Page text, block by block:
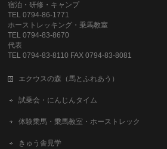
宿泊・研修・キャンプ
TEL 0794-86-1771
ホーストレッキング・乗馬教室
TEL 0794-83-8670
代表
TEL 0794-83-8110 FAX 0794-83-8081
エクウスの森（馬とふれあう）
試乗会・にんじんタイム
体験乗馬・乗馬教室・ホーストレック
きゅう舎見学